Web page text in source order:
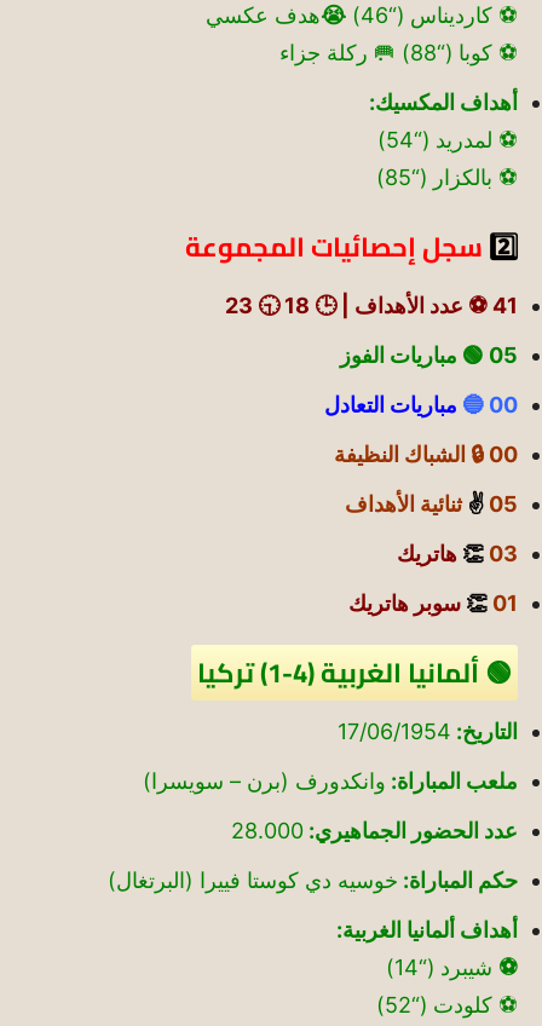
⚽ كارديناس (“46)
😭هدف عكسي
⚽ كوبا (“88) 🥅 ركلة جزاء
أهداف المكسيك:
⚽ لمدريد (“54)
⚽ بالكزار (“85)
2️⃣سجل إحصائيات المجموعة
41 ⚽ عدد الأهداف | 🕒 18 🕤 23
05 🟢
مباريات الفوز
00 🔵
مباريات التعادل
00 🔒 الشباك النظيفة
05
✌️ ثنائية الأهداف
03
👏 هاتريك
01
👏 سوبر هاتريك
🟢 ألمانيا الغربية (4-1) تركيا
التاريخ: 17/06/1954
ملعب المباراة: وانكدورف (برن – سويسرا)
عدد الحضور الجماهيري: 28.000
حكم المباراة: خوسيه دي كوستا فييرا (البرتغال)
أهداف ألمانيا الغربية:
⚽ شيبرد (“14)
⚽ كلودت (“52)